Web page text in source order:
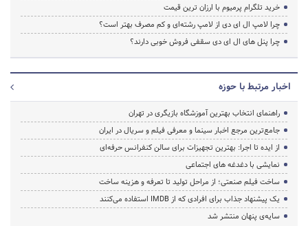
خرید تلگرام پرمیوم با ارزان ترین قیمت
چرا لامپ ال ای دی از لامپ رشته‌ای و کم مصرف بهتر است؟
چرا پنل های ال ای دی سقفی فروش خوبی دارند؟
اخبار مرتبط با حوزه
راهنمای انتخاب بهترین آموزشگاه بازیگری در تهران
جامع‌ترین مرجع اخبار سینما و معرفی فیلم و سریال در ایران
از ایده تا اجرا: بهترین تجهیزات برای سالن کنفرانس حرفه‌ای
نمایشی با دغدغه های اجتماعی
ساخت فیلم صنعتی؛ از مراحل تولید تا تعرفه و هزینه ساخت
یک پیشنهاد جذاب برای افرادی که از IMDB استفاده می‌کنند
سایه‌ی پنهان منتشر شد